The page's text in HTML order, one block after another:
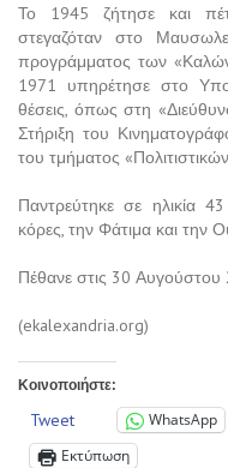
Το 1945 ζήτησε και
στεγαζόταν στο
προγράμματος των
1971 υπηρέτησε στο
θέσεις, όπως στη
Στήριξη του
του τμήματος
Παντρεύτηκε σε ηλικία
κόρες, την Φάτιμα και την
Πέθανε στις 30 Αυγούστου
(ekalexandria.org)
Κοινοποιήστε:
Tweet WhatsApp
Εκτύπωση